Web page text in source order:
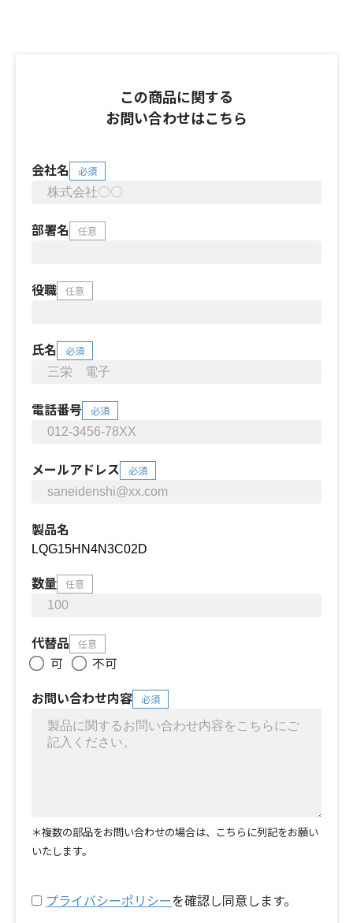
この商品に関する
お問い合わせはこちら
会社名 必須
部署名 任意
役職 任意
氏名 必須
電話番号 必須
メールアドレス 必須
製品名
数量 任意
代替品 任意
可
不可
お問い合わせ内容
必須
＊複数の部品をお問い合わせの場合は、こちらに列記をお願い
いたします。
プライバシーポリシーを確認し同意します。